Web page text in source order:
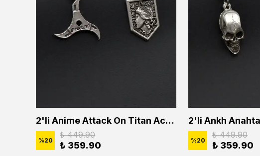
2'li Anime Attack On Titan Acrylic Maria Anime Naruto Erkek Kadın Kolye Seti
%20
₺ 449.90
₺ 359.90 %20
₺ 449.90
₺ 359.90